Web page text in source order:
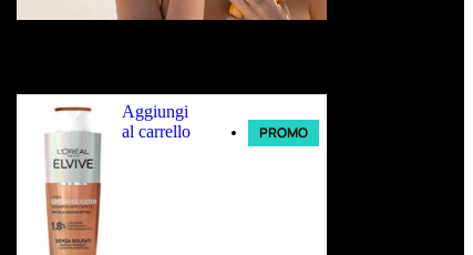
Aggiungi
al carrello
PROMO